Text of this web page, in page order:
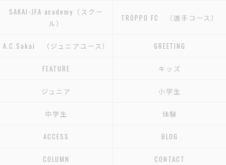
SAKAI-JFA academy（スクー
ル）
TROPPO FC （選手コース）
A.C.Sakai （ジュニアユース） GREETING
FEATURE キッズ
ジュニア 小学生
中学生 体験
ACCESS BLOG
COLUMN CONTACT